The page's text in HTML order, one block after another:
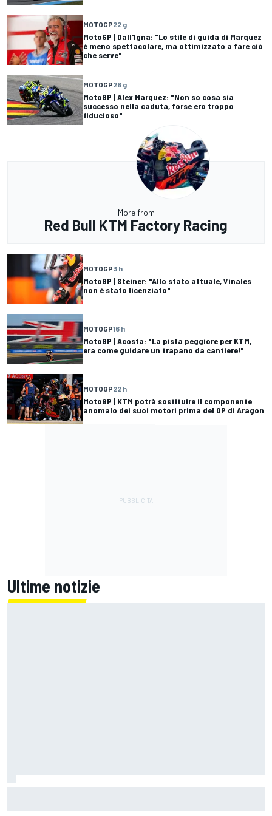
MOTOGP22 g
MotoGP | Dall'Igna: "Lo stile di guida di Marquez
è meno spettacolare, ma ottimizzato a fare ciò
che serve"
MOTOGP26 g
MotoGP | Alex Marquez: "Non so cosa sia
successo nella caduta, forse ero troppo
fiducioso"
More from
Red Bull KTM Factory Racing
MOTOGP3 h
MotoGP | Steiner: "Allo stato attuale, Vinales
non è stato licenziato"
MOTOGP16 h
MotoGP | Acosta: "La pista peggiore per KTM,
era come guidare un trapano da cantiere!"
MOTOGP22 h
MotoGP | KTM potrà sostituire il componente
anomalo dei suoi motori prima del GP di Aragon
Ultime notizie